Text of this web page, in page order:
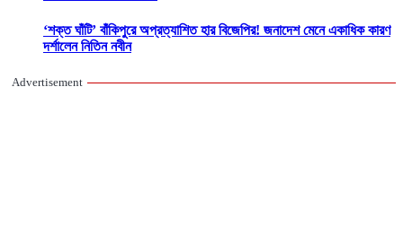
‘শক্ত ঘাঁটি’ বাঁকিপুরে অপ্রত্যাশিত হার বিজেপির! জনাদেশ মেনে একাধিক কারণ
দর্শালেন নিতিন নবীন
Advertisement